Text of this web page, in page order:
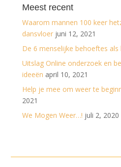
Meest recent
Waarom mannen 100 keer
dansvloer juni 12, 2021
De 6 menselijke behoeftes als
Uitslag Online onderzoek en
ideeën april 10, 2021
Help je mee om weer te
2021
We Mogen Weer…! juli 2, 2020